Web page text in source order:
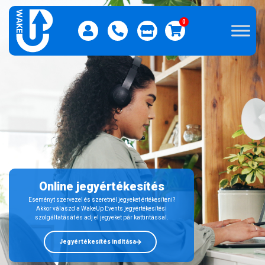
0
Online jegyértékesítés
Eseményt szervezel és szeretnél jegyeket értékesíteni?
Akkor válaszd a WakeUp Events jegyértékesítési
szolgáltatását és adj el jegyeket pár kattintással.
Jegyértékesítés indítása